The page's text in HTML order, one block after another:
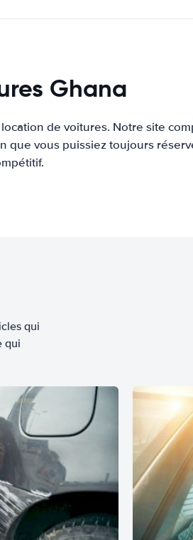
Ghana
de voitures. Notre site
que vous puissiez toujours
qui
qui